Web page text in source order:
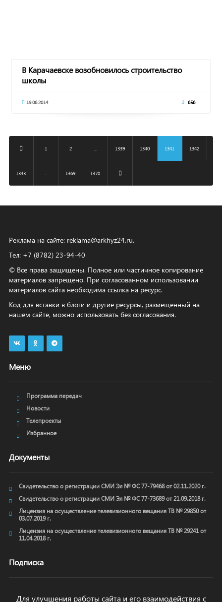
В Карачаевске возобновилось строительство
школы
19.06.2014 656
1 2 1339 1340 1341 1342
1343 1369 1370
Реклама на сайте: reklama@arkhyz24.ru.
Тел: +7 (8782) 23‑94‑40
© Все права защищены. Полное или частичное копирование
материалов запрещено. При согласованном использовании
материалов сайта необходима ссылка на ресурс.
Код для вставки в блоги и другие ресурсы, размещенный на
нашем сайте, можно использовать без согласования.
Меню
Программа передач
Новости
Телепроекты
Избранное
Документы
Свидетельство о регистрации СМИ Эл № ФС 77-79468 от 02.11.2020 г.
Свидетельство о регистрации СМИ Эл № ФС 77-73689 от 21.09.2018 г.
Лицензия на осуществление телевизионного вещания ТВ № 29850 от
03.07.2019 г.
Лицензия на осуществление телевизионного вещания ТВ № 29241 от
11.04.2018 г.
Подписка
Для улучшения работы сайта и его взаимодействия с